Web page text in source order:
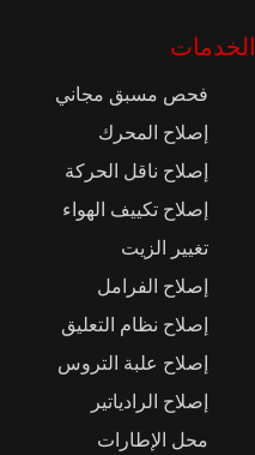
الخدمات
فحص مسبق مجاني
إصلاح المحرك
إصلاح ناقل الحركة
إصلاح تكييف الهواء
تغيير الزيت
إصلاح الفرامل
إصلاح نظام التعليق
إصلاح علبة التروس
إصلاح الرادياتير
محل الإطارات